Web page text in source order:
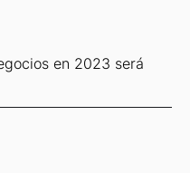
en 2023 será